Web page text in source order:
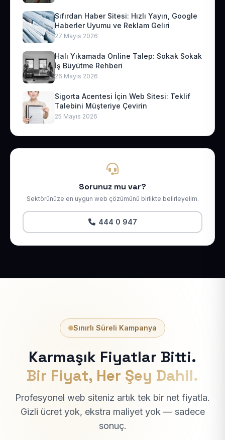
Sıfırdan Haber Sitesi: Hızlı Yayın, Google
Haberler Uyumu ve Reklam Geliri
27 Mayıs 2026
Halı Yıkamada Online Talep: Sokak Sokak
İş Büyütme Rehberi
26 Mayıs 2026
Sigorta Acentesi İçin Web Sitesi: Teklif
Talebini Müşteriye Çevirin
25 Mayıs 2026
Sorunuz mu var?
Sektörünüze en uygun web çözümünü birlikte belirleyelim.
444 0 947
Sınırlı Süreli Kampanya
Karmaşık Fiyatlar Bitti.
Bir Fiyat, Her Şey Dahil.
Profesyonel web siteniz artık tek bir net fiyatla.
Gizli ücret yok, ekstra maliyet yok — sadece
sonuç.